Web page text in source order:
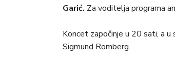
Garić. Za voditelja programa
Koncet započinje u 20 sati, a
Sigmund Romberg.